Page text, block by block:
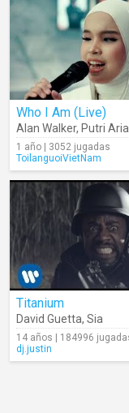
Who I Am (Live)
Alan Walker, Putri
1 año | 3052 jugadas
ToilanguoiVietNam
Titanium
David Guetta, Sia
14 años | 184996
dj.justin